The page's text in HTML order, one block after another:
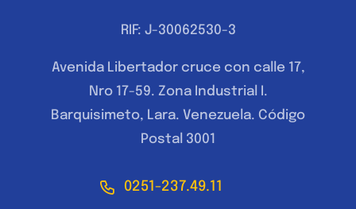
RIF: J-30062530-3
Avenida Libertador cruce con calle 17,
Nro 17-59. Zona Industrial I.
Barquisimeto, Lara. Venezuela. Código
Postal 3001
0251-237.49.11